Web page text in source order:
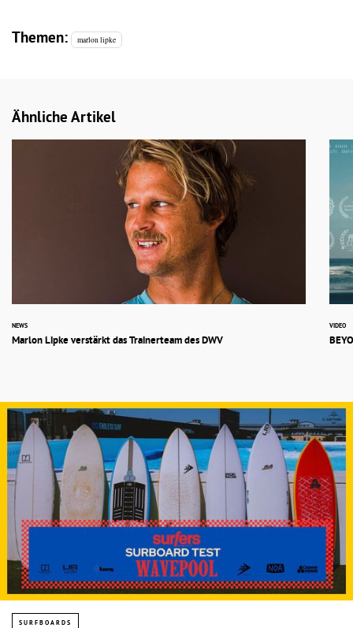
Themen: marlon lipke
Ähnliche Artikel
NEWS
Marlon Lipke verstärkt das Trainerteam des DWV
VIDEO
SURFBOARDS